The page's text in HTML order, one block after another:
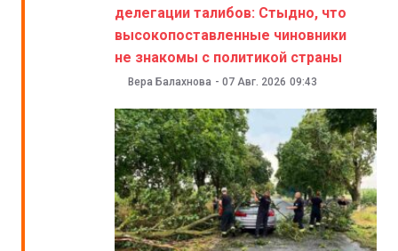
делегации талибов: Стыдно, что
высокопоставленные чиновники
не знакомы с политикой страны
Вера Балахнова - 07 Авг. 2026 09:43